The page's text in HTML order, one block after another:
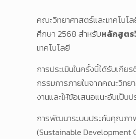
คณะวิทยาศาสตร์และเทคโนโ
ศึกษา 2568 สำหรับหลักสูตร
เทคโนโลยี
การประเมินในครั้งนี้ได้รับเ
กรรมการภายในจากคณะวิทย
งานและให้ข้อเสนอแนะอันเป็
การพัฒนาระบบประกันคุณภา
(Sustainable Development